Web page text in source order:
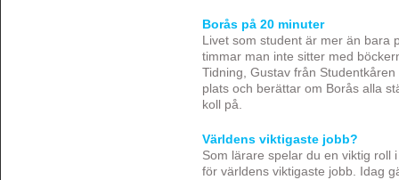
Borås på 20 minuter
Livet som student är mer än bara
timmar man inte sitter med
Tidning, Gustav från
plats och berättar om Borås alla
koll på.
Världens viktigaste jobb?
Som lärare spelar du en viktig roll
för världens viktigaste jobb. Idag